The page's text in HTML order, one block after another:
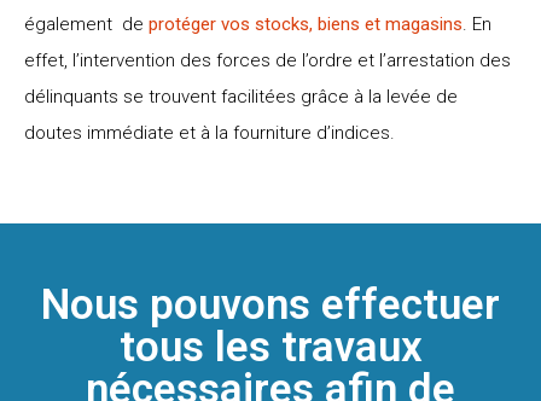
également de protéger vos stocks, biens et magasins. En
effet, l’intervention des forces de l’ordre et l’arrestation des
délinquants se trouvent facilitées grâce à la levée de
doutes immédiate et à la fourniture d’indices.
Nous pouvons effectuer
tous les travaux
nécessaires afin de